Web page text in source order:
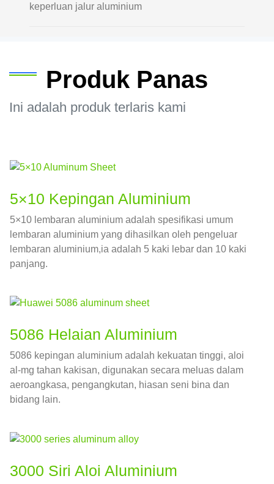
keperluan jalur aluminium
Produk Panas
Ini adalah produk terlaris kami
5×10 Kepingan Aluminium
5×10 lembaran aluminium adalah spesifikasi umum
lembaran aluminium yang dihasilkan oleh pengeluar
lembaran aluminium,ia adalah 5 kaki lebar dan 10 kaki
panjang.
5086 Helaian Aluminium
5086 kepingan aluminium adalah kekuatan tinggi, aloi
al-mg tahan kakisan, digunakan secara meluas dalam
aeroangkasa, pengangkutan, hiasan seni bina dan
bidang lain.
3000 Siri Aloi Aluminium